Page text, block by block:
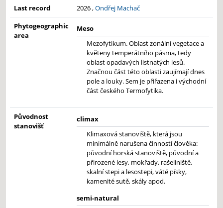
Last record
2026 ,Ondřej Machač
Phytogeographic
area
Meso
Mezofytikum. Oblast zonální vegetace a
květeny temperátního pásma, tedy
oblast opadavých listnatých lesů.
Značnou část této oblasti zaujímají dnes
pole a louky. Sem je přiřazena i východní
část českého Termofytika.
Původnost
stanovišť
climax
Klimaxová stanoviště, která jsou
minimálně narušena činností člověka:
původní horská stanoviště, původní a
přirozené lesy, mokřady, rašeliniště,
skalní stepi a lesostepi, váté písky,
kamenité sutě, skály apod.
semi-natural